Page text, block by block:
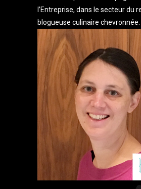
l’Entreprise, dans le secteur du
blogueuse culinaire chevronnée.